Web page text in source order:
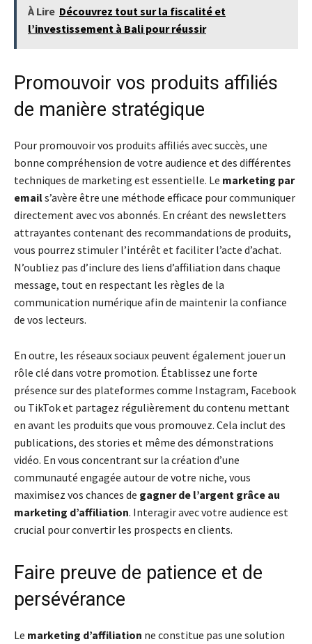
À Lire Découvrez tout sur la fiscalité et
l’investissement à Bali pour réussir
Promouvoir vos produits affiliés
de manière stratégique
Pour promouvoir vos produits affiliés avec succès, une
bonne compréhension de votre audience et des différentes
techniques de marketing est essentielle. Le marketing par
emails’avère être une méthode efficace pour communiquer
directement avec vos abonnés. En créant des newsletters
attrayantes contenant des recommandations de produits,
vous pourrez stimuler l’intérêt et faciliter l’acte d’achat.
N’oubliez pas d’inclure des liens d’affiliation dans chaque
message, tout en respectant les règles de la
communication numérique afin de maintenir la confiance
de vos lecteurs.
En outre, les réseaux sociaux peuvent également jouer un
rôle clé dans votre promotion. Établissez une forte
présence sur des plateformes comme Instagram, Facebook
ou TikTok et partagez régulièrement du contenu mettant
en avant les produits que vous promouvez. Cela inclut des
publications, des stories et même des démonstrations
vidéo. En vous concentrant sur la création d’une
communauté engagée autour de votre niche, vous
maximisez vos chances de gagner de l’argent grâce au
marketing d’affiliation. Interagir avec votre audience est
crucial pour convertir les prospects en clients.
Faire preuve de patience et de
persévérance
Le marketing d’affiliation ne constitue pas une solution